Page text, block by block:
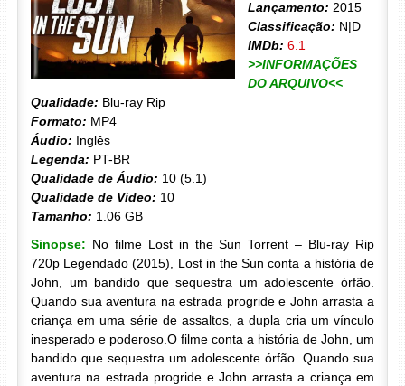
Lançamento: 2015
Classificação: N|D
IMDb: 6.1
>>INFORMAÇÕES
DO ARQUIVO<<
Qualidade: Blu-ray Rip
Formato: MP4
Áudio: Inglês
Legenda: PT-BR
Qualidade de Áudio: 10 (5.1)
Qualidade de Vídeo: 10
Tamanho: 1.06 GB
Sinopse: No filme Lost in the Sun Torrent – Blu-ray Rip
720p Legendado (2015), Lost in the Sun conta a história de
John, um bandido que sequestra um adolescente órfão.
Quando sua aventura na estrada progride e John arrasta a
criança em uma série de assaltos, a dupla cria um vínculo
inesperado e poderoso.O filme conta a história de John, um
bandido que sequestra um adolescente órfão. Quando sua
aventura na estrada progride e John arrasta a criança em